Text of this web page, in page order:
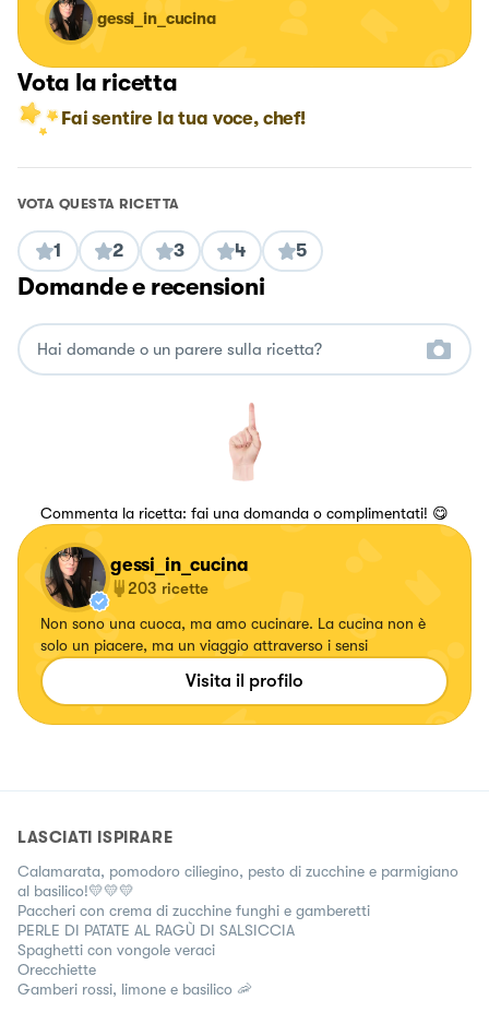
gessi_in_cucina
Vota la ricetta
Fai sentire la tua voce, chef!
VOTA QUESTA RICETTA
1 2 3 4 5
Domande e recensioni
Commenta la ricetta: fai una domanda o complimentati! 😋
gessi_in_cucina
203 ricette
Non sono una cuoca, ma amo cucinare. La cucina non è
solo un piacere, ma un viaggio attraverso i sensi
Visita il profilo
LASCIATI ISPIRARE
Calamarata, pomodoro ciliegino, pesto di zucchine e parmigiano
al basilico!💛💛💛
Paccheri con crema di zucchine funghi e gamberetti
PERLE DI PATATE AL RAGÙ DI SALSICCIA
Spaghetti con vongole veraci
Orecchiette
Gamberi rossi, limone e basilico 🦐